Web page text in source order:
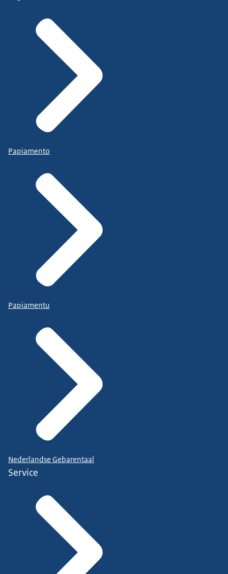
Papiamento
Papiamentu
Nederlandse Gebarentaal
Service